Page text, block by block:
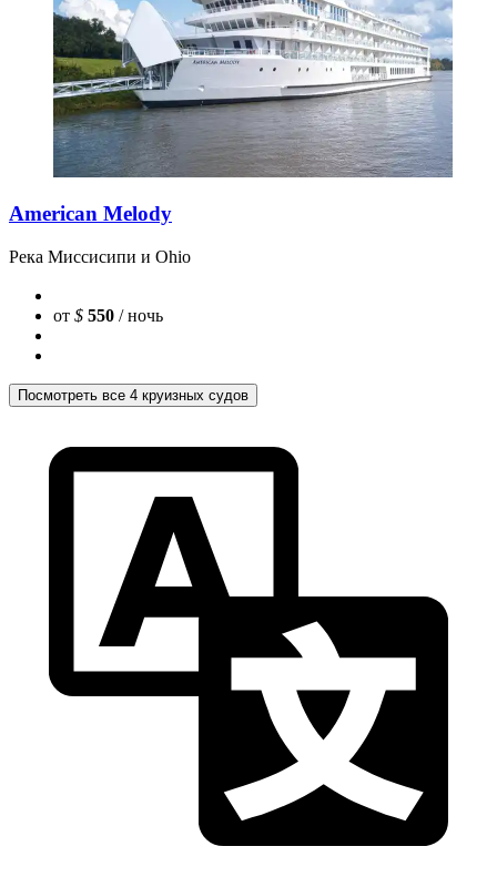
American Melody
Река Миссисипи и Ohio
от $ 550 / ночь
Посмотреть все 4 круизных судов